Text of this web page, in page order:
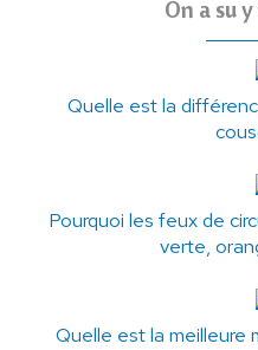
On a su
Quelle est la
Pourquoi les feux de
verte,
Quelle est la meilleure